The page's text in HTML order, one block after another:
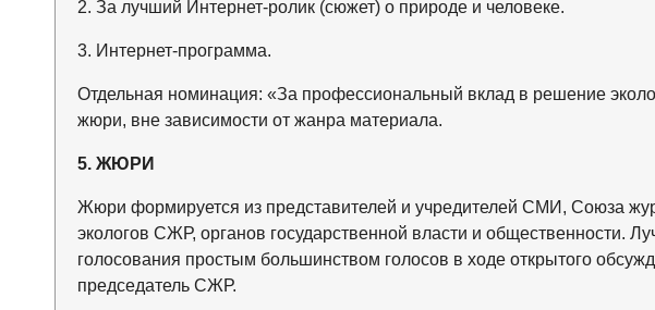
2. За лучший Интернет-ролик (сюжет) о природе и человеке.
3. Интернет-программа.
Отдельная номинация: «За профессиональный вклад в решение
жюри, вне зависимости от жанра материала.
5. ЖЮРИ
Жюри формируется из представителей и учредителей СМИ, Союза
экологов СЖР, органов государственной власти и общественности.
голосования простым большинством голосов в ходе открытого
председатель СЖР.